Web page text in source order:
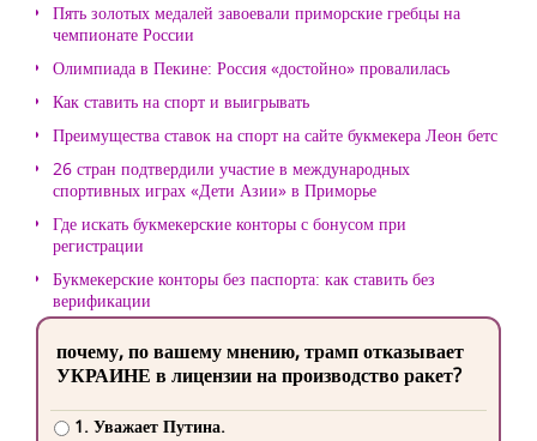
Пять золотых медалей завоевали приморские гребцы на
чемпионате России
Олимпиада в Пекине: Россия «достойно» провалилась
Как ставить на спорт и выигрывать
Преимущества ставок на спорт на сайте букмекера Леон бетс
26 стран подтвердили участие в международных
спортивных играх «Дети Азии» в Приморье
Где искать букмекерские конторы с бонусом при
регистрации
Букмекерские конторы без паспорта: как ставить без
верификации
почему, по вашему мнению, трамп отказывает
УКРАИНЕ в лицензии на производство ракет?
1. Уважает Путина.